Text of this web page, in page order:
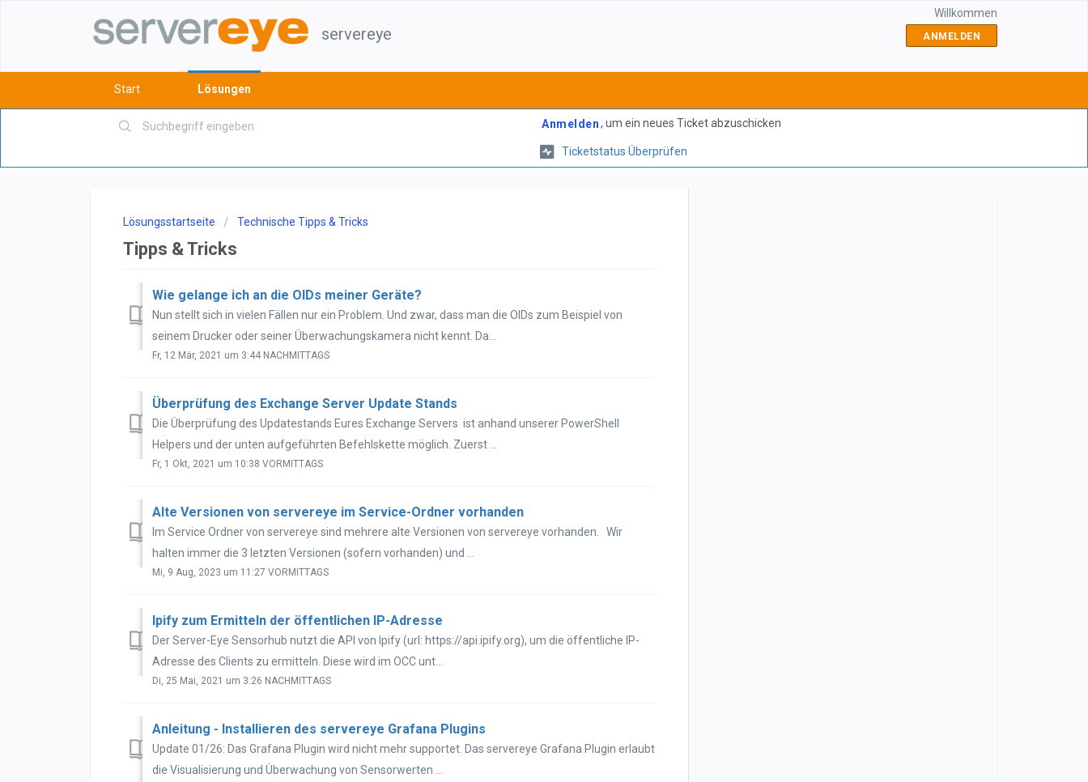
servereye
Willkommen
ANMELDEN
Start Lösungen
Anmelden, um ein neues Ticket abzuschicken
Ticketstatus Überprüfen
Lösungsstartseite Technische Tipps & Tricks
Tipps & Tricks
Wie gelange ich an die OIDs meiner Geräte?
Nun stellt sich in vielen Fällen nur ein Problem. Und zwar, dass man die OIDs zum Beispiel von
seinem Drucker oder seiner Überwachungskamera nicht kennt. Da...
Fr, 12 Mär, 2021 um 3:44 NACHMITTAGS
Überprüfung des Exchange Server Update Stands
Die Überprüfung des Updatestands Eures Exchange Servers ist anhand unserer PowerShell
Helpers und der unten aufgeführten Befehlskette möglich. Zuerst ...
Fr, 1 Okt, 2021 um 10:38 VORMITTAGS
Alte Versionen von servereye im Service-Ordner vorhanden
Im Service Ordner von servereye sind mehrere alte Versionen von servereye vorhanden. Wir
halten immer die 3 letzten Versionen (sofern vorhanden) und ...
Mi, 9 Aug, 2023 um 11:27 VORMITTAGS
Ipify zum Ermitteln der öffentlichen IP-Adresse
Der Server-Eye Sensorhub nutzt die API von Ipify (url: https://api.ipify.org), um die öffentliche IP-
Adresse des Clients zu ermitteln. Diese wird im OCC unt...
Di, 25 Mai, 2021 um 3:26 NACHMITTAGS
Anleitung - Installieren des servereye Grafana Plugins
Update 01/26: Das Grafana Plugin wird nicht mehr supportet. Das servereye Grafana Plugin erlaubt
die Visualisierung und Überwachung von Sensorwerten ...